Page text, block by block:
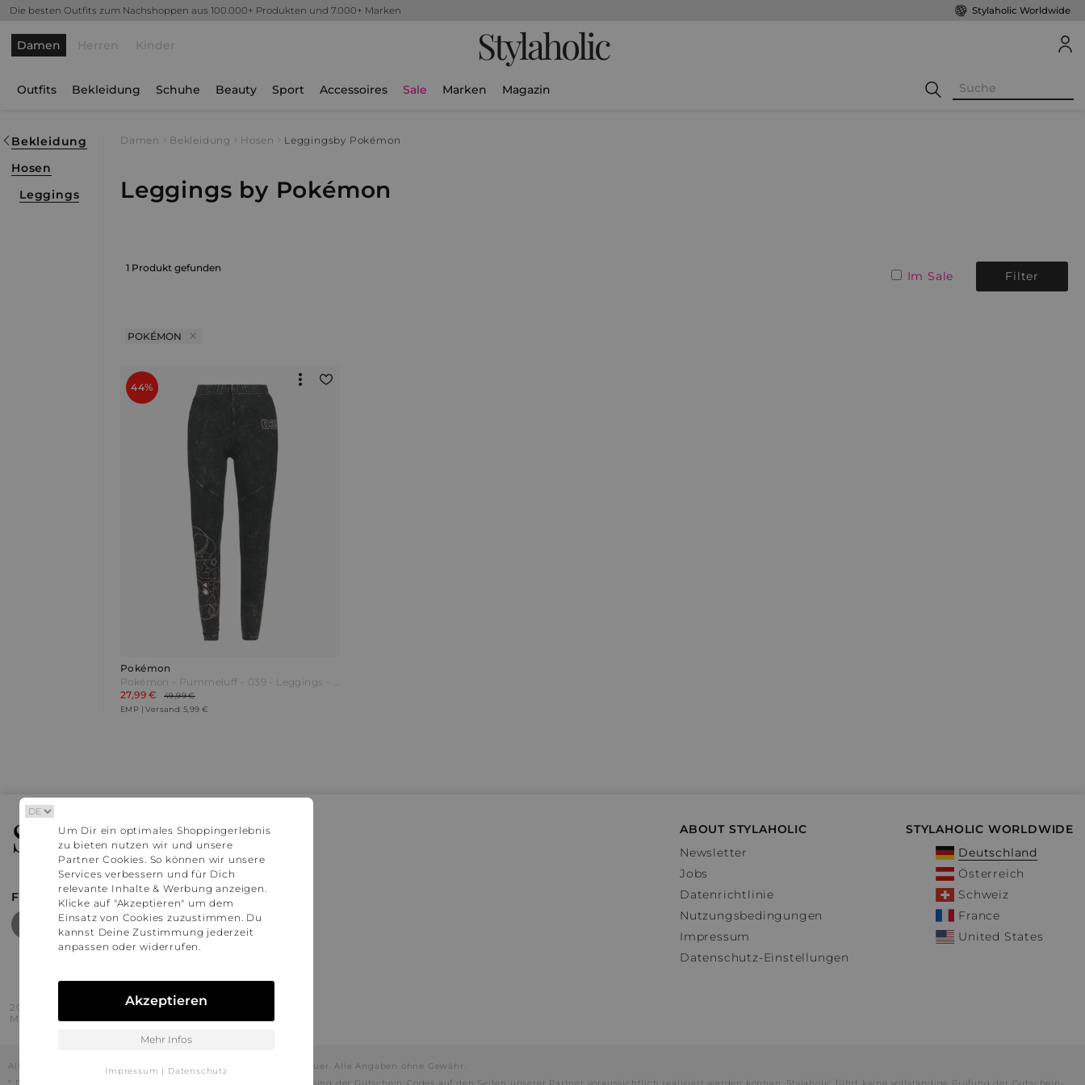
Die besten Outfits zum Nachshoppen aus 100.000+ Produkten und 7.000+ Marken Stylaholic Worldwide
Damen Herren Kinder Stylaholic
Outfits Bekleidung Schuhe Beauty Sport Accessoires Sale Marken Magazin
Bekleidung
Hosen
Leggings
Damen Bekleidung Hosen Leggingsby Pokémon
Leggings by Pokémon
1 Produkt gefunden
Im Sale Filter
POKÉMON
44%
Pokémon
27,99 €
49,99 €
EMP | Versand: 5,99 €
Stylaholic
FIND MORE INSPIRATION
ABOUT STYLAHOLIC
Newsletter
Jobs
Datenrichtlinie
Nutzungsbedingungen
Impressum
Datenschutz-Einstellungen
STYLAHOLIC WORLDWIDE
Deutschland
Österreich
Schweiz
France
United States
2016 - 2026 © Stylaholic.
Made for you with love in munich.
Alle Preise inkl. der jeweils geltenden gesetzlichen Mehrwertsteuer. Alle Angaben ohne Gewähr.
* Die angezeigten Preise beinhalten Rabatte, die durch die Nutzung der Gutschein-Codes auf den Seiten unserer Partner voraussichtlich realisiert werden können. Stylaholic führt keine vollständige Prüfung der Gutschein-
Um Dir ein optimales Shoppingerlebnis
zu bieten nutzen wir und unsere
Partner Cookies. So können wir unsere
Services verbessern und für Dich
relevante Inhalte & Werbung anzeigen.
Klicke auf "Akzeptieren" um dem
Einsatz von Cookies zuzustimmen. Du
kannst Deine Zustimmung jederzeit
anpassen oder widerrufen.
Akzeptieren
Mehr Infos
Impressum | Datenschutz